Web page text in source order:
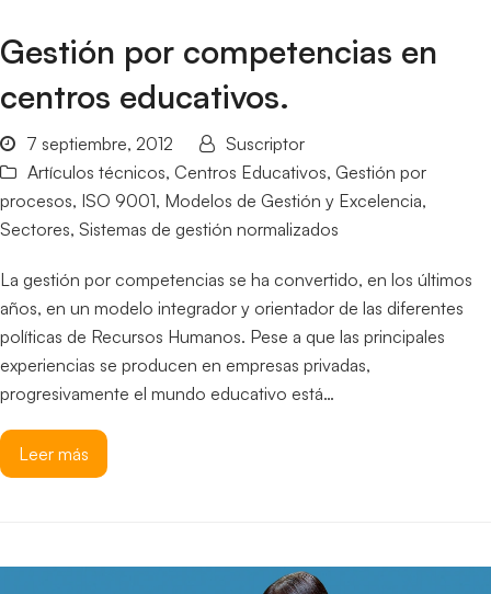
Gestión por competencias en
centros educativos.
7 septiembre, 2012
Suscriptor
Artículos técnicos, Centros Educativos, Gestión por
procesos, ISO 9001, Modelos de Gestión y Excelencia,
Sectores, Sistemas de gestión normalizados
La gestión por competencias se ha convertido, en los últimos
años, en un modelo integrador y orientador de las diferentes
políticas de Recursos Humanos. Pese a que las principales
experiencias se producen en empresas privadas,
progresivamente el mundo educativo está…
Leer más